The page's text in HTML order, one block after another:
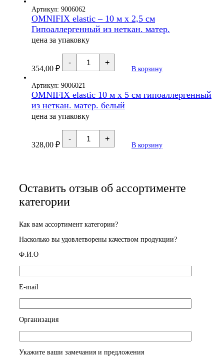
10м
х
10см
Гипоаллергенный
нетканного
белый)
Артикул: 9006062
OMNIFIX elastic – 10 м х 2,5 см
Гипоаллергенный из неткан. матер.
цена за упаковку
354,00 ₽
-
Количество
товара
OMNIFIX
-
10
м
х
см
неткан.
матер.
+
В корзину
Артикул: 9006021
OMNIFIX elastic 10 м х 5 см гипоаллергенный
из неткан. матер. белый
цена за упаковку
328,00 ₽
-
Количество
товара
OMNIFIX
см
белый
+
В корзину
Оставить отзыв об ассортименте
категории
Как вам ассортимент категории?
Насколько вы удовлетворены качеством продукции?
Ф.И.О
E-mail
Организация
Укажите ваши замечания и предложения